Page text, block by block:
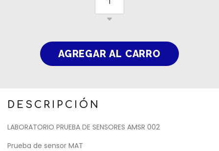
DESCRIPCIÓN
LABORATORIO PRUEBA DE SENSORES AMSR 002
Prueba de sensor MAT